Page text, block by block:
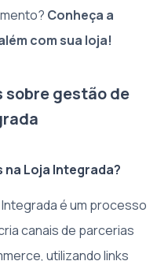
Conheça a
com sua loja!
gestão de
na Loja Integrada?
é um processo
canais de parcerias
utilizando links